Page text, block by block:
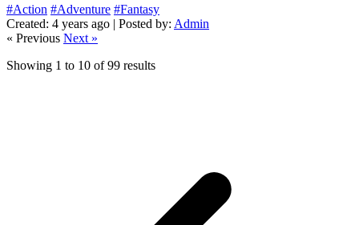
#Action #Adventure #Fantasy
Created: 4 years ago | Posted by: Admin
« Previous Next »
Showing 1 to 10 of99 results